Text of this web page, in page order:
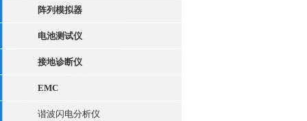
阵列模拟器
电池测试仪
接地诊断仪
EMC
谐波闪电分析仪